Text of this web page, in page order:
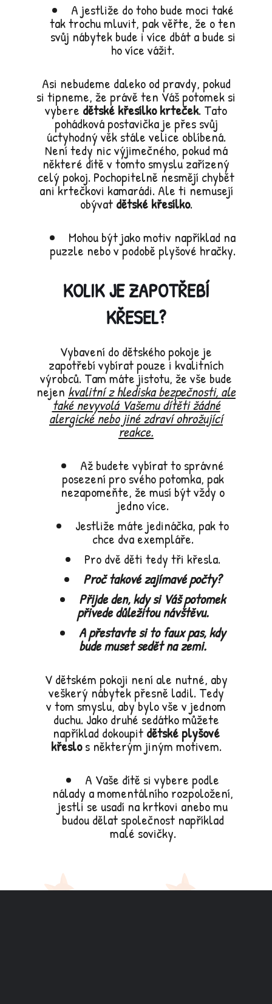
A jestliže do toho bude moci také
tak trochu mluvit, pak věřte, že o ten
svůj nábytek bude i více dbát a bude si
ho více vážit.
Asi nebudeme daleko od pravdy, pokud
si tipneme, že právě ten Váš potomek si
vybere dětské křesílko krteček. Tato
pohádková postavička je přes svůj
úctyhodný věk stále velice oblíbená.
Není tedy nic výjimečného, pokud má
některé dítě v tomto smyslu zařízený
celý pokoj. Pochopitelně nesmějí chybět
ani krtečkovi kamarádi. Ale ti nemusejí
obývat dětské křesílko.
Mohou být jako motiv například na
puzzle nebo v podobě plyšové hračky.
KOLIK JE ZAPOTŘEBÍ
KŘESEL?
Vybavení do dětského pokoje je
zapotřebí vybírat pouze i kvalitních
výrobců. Tam máte jistotu, že vše bude
nejen kvalitní z hlediska bezpečnosti, ale
také nevyvolá Vašemu dítěti žádné
alergické nebo jiné zdraví ohrožující
reakce.
Až budete vybírat to správné
posezení pro svého potomka, pak
nezapomeňte, že musí být vždy o
jedno více.
Jestliže máte jedináčka, pak to
chce dva exempláře.
Pro dvě děti tedy tři křesla.
Proč takové zajímavé počty?
Přijde den, kdy si Váš potomek
přivede důležitou návštěvu.
A přestavte si to faux pas, kdy
bude muset sedět na zemi.
V dětském pokoji není ale nutné, aby
veškerý nábytek přesně ladil. Tedy
v tom smyslu, aby bylo vše v jednom
duchu. Jako druhé sedátko můžete
například dokoupit dětské plyšové
křeslos některým jiným motivem.
A Vaše dítě si vybere podle
nálady a momentálního rozpoložení,
jestli se usadí na krtkovi anebo mu
budou dělat společnost například
malé sovičky.